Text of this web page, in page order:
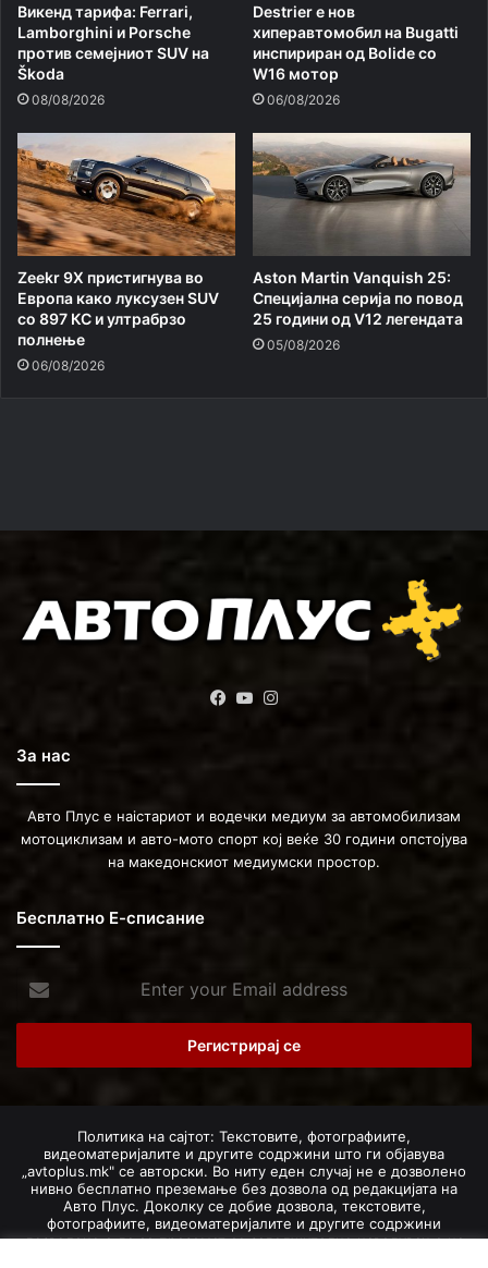
Викенд тарифа: Ferrari,
Lamborghini и Porsche
против семејниот SUV на
Škoda
08/08/2026
Destrier е нов
хиперавтомобил на Bugatti
инспириран од Bolide со
W16 мотор
06/08/2026
Zeekr 9X пристигнува во
Европа како луксузен SUV
со 897 КС и ултрабрзо
полнење
06/08/2026
Aston Martin Vanquish 25:
Специјална серија по повод
25 години од V12 легендата
05/08/2026
Facebook
YouTube
За нас
Авто Плус е наістариот и водечки медиум за автомобилизам
мотоциклизам и авто-мото спорт кој веќе 30 години опстојува
на македонскиот медиумски простор.
Бесплатно Е-списание
your
Email
Политика на сајтот: Текстовите, фотографиите,
видеоматеријалите и другите содржини што ги објавува
„avtoplus.mk" се авторски. Во ниту еден случај не е дозволено
нивно бесплатно преземање без дозвола од редакцијата на
Авто Плус. Доколку се добие дозвола, текстовите,
фотографиите, видеоматеријалите и другите содржини
дозволено е да се преземат со задолжително наведување на